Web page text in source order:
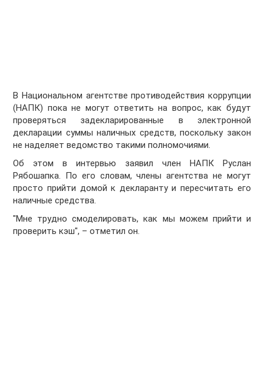
В Национальном агентстве противодействия коррупции
(НАПК) пока не могут ответить на вопрос, как будут
проверяться задекларированные в электронной
декларации суммы наличных средств, поскольку закон
не наделяет ведомство такими полномочиями.
Об этом в интервью заявил член НАПК Руслан
Рябошапка. По его словам, члены агентства не могут
просто прийти домой к декларанту и пересчитать его
наличные средства.
"Мне трудно смоделировать, как мы можем прийти и
проверить кэш", – отметил он.